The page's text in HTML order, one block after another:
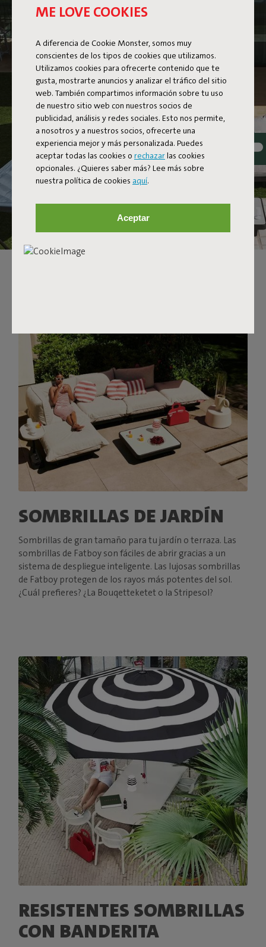
ME LOVE COOKIES
A diferencia de Cookie Monster, somos muy
conscientes de los tipos de cookies que utilizamos.
Utilizamos cookies para ofrecerte contenido que te
gusta, mostrarte anuncios y analizar el tráfico del sitio
web. También compartimos información sobre tu uso
de nuestro sitio web con nuestros socios de
publicidad, análisis y redes sociales. Esto nos permite,
a nosotros y a nuestros socios, ofrecerte una
experiencia mejor y más personalizada. Puedes
aceptar todas las cookies o rechazarlas cookies
opcionales. ¿Quieres saber más? Lee más sobre
nuestra política de cookies aquí.
Aceptar
SOMBRILLAS DE JARDÍN
Sombrillas de gran tamaño para tu jardín o terraza. Las
sombrillas de Fatboy son fáciles de abrir gracias a un
sistema de despliegue inteligente. Las lujosas sombrillas
de Fatboy protegen de los rayos más potentes del sol.
¿Cuál prefieres? ¿La Bouqetteketet o la Stripesol?
RESISTENTES SOMBRILLAS
CON BANDERITA